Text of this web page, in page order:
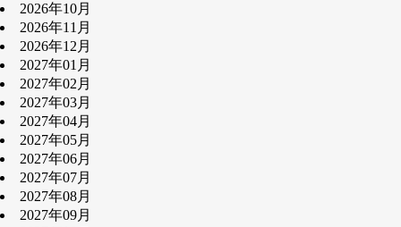
2026年10月
2026年11月
2026年12月
2027年01月
2027年02月
2027年03月
2027年04月
2027年05月
2027年06月
2027年07月
2027年08月
2027年09月